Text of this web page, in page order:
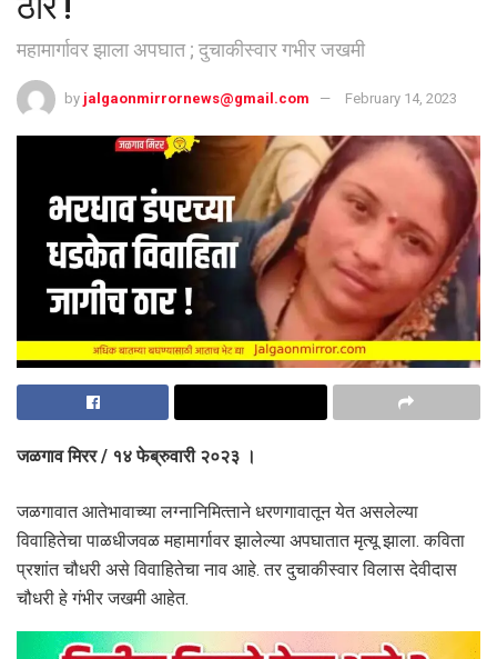
महामार्गावर झाला अपघात ; दुचाकीस्वार गभीर जखमी
by jalgaonmirrornews@gmail.com February 14, 2023
जळगाव मिरर / १४ फेब्रुवारी २०२३ ।
जळगावात आतेभावाच्‍या लग्‍नानिमित्‍ताने धरणगावातून येत असलेल्‍या
विवाहितेचा पाळधीजवळ महामार्गावर झालेल्‍या अपघातात मृत्‍यू झाला. कविता
प्रशांत चौधरी असे विवाहितेचा नाव आहे. तर दुचाकीस्वार विलास देवीदास
चौधरी हे गंभीर जखमी आहेत.